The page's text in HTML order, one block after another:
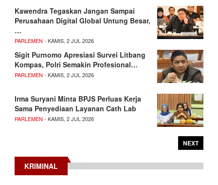
Kawendra Tegaskan Jangan Sampai
Perusahaan Digital Global Untung Besar,
…
PARLEMEN - KAMIS, 2 JUL 2026
Sigit Purnomo Apresiasi Survei Litbang
Kompas, Polri Semakin Profesional…
PARLEMEN - KAMIS, 2 JUL 2026
Irma Suryani Minta BPJS Perluas Kerja
Sama Penyediaan Layanan Cath Lab
PARLEMEN - KAMIS, 2 JUL 2026
NEXT
KRIMINAL